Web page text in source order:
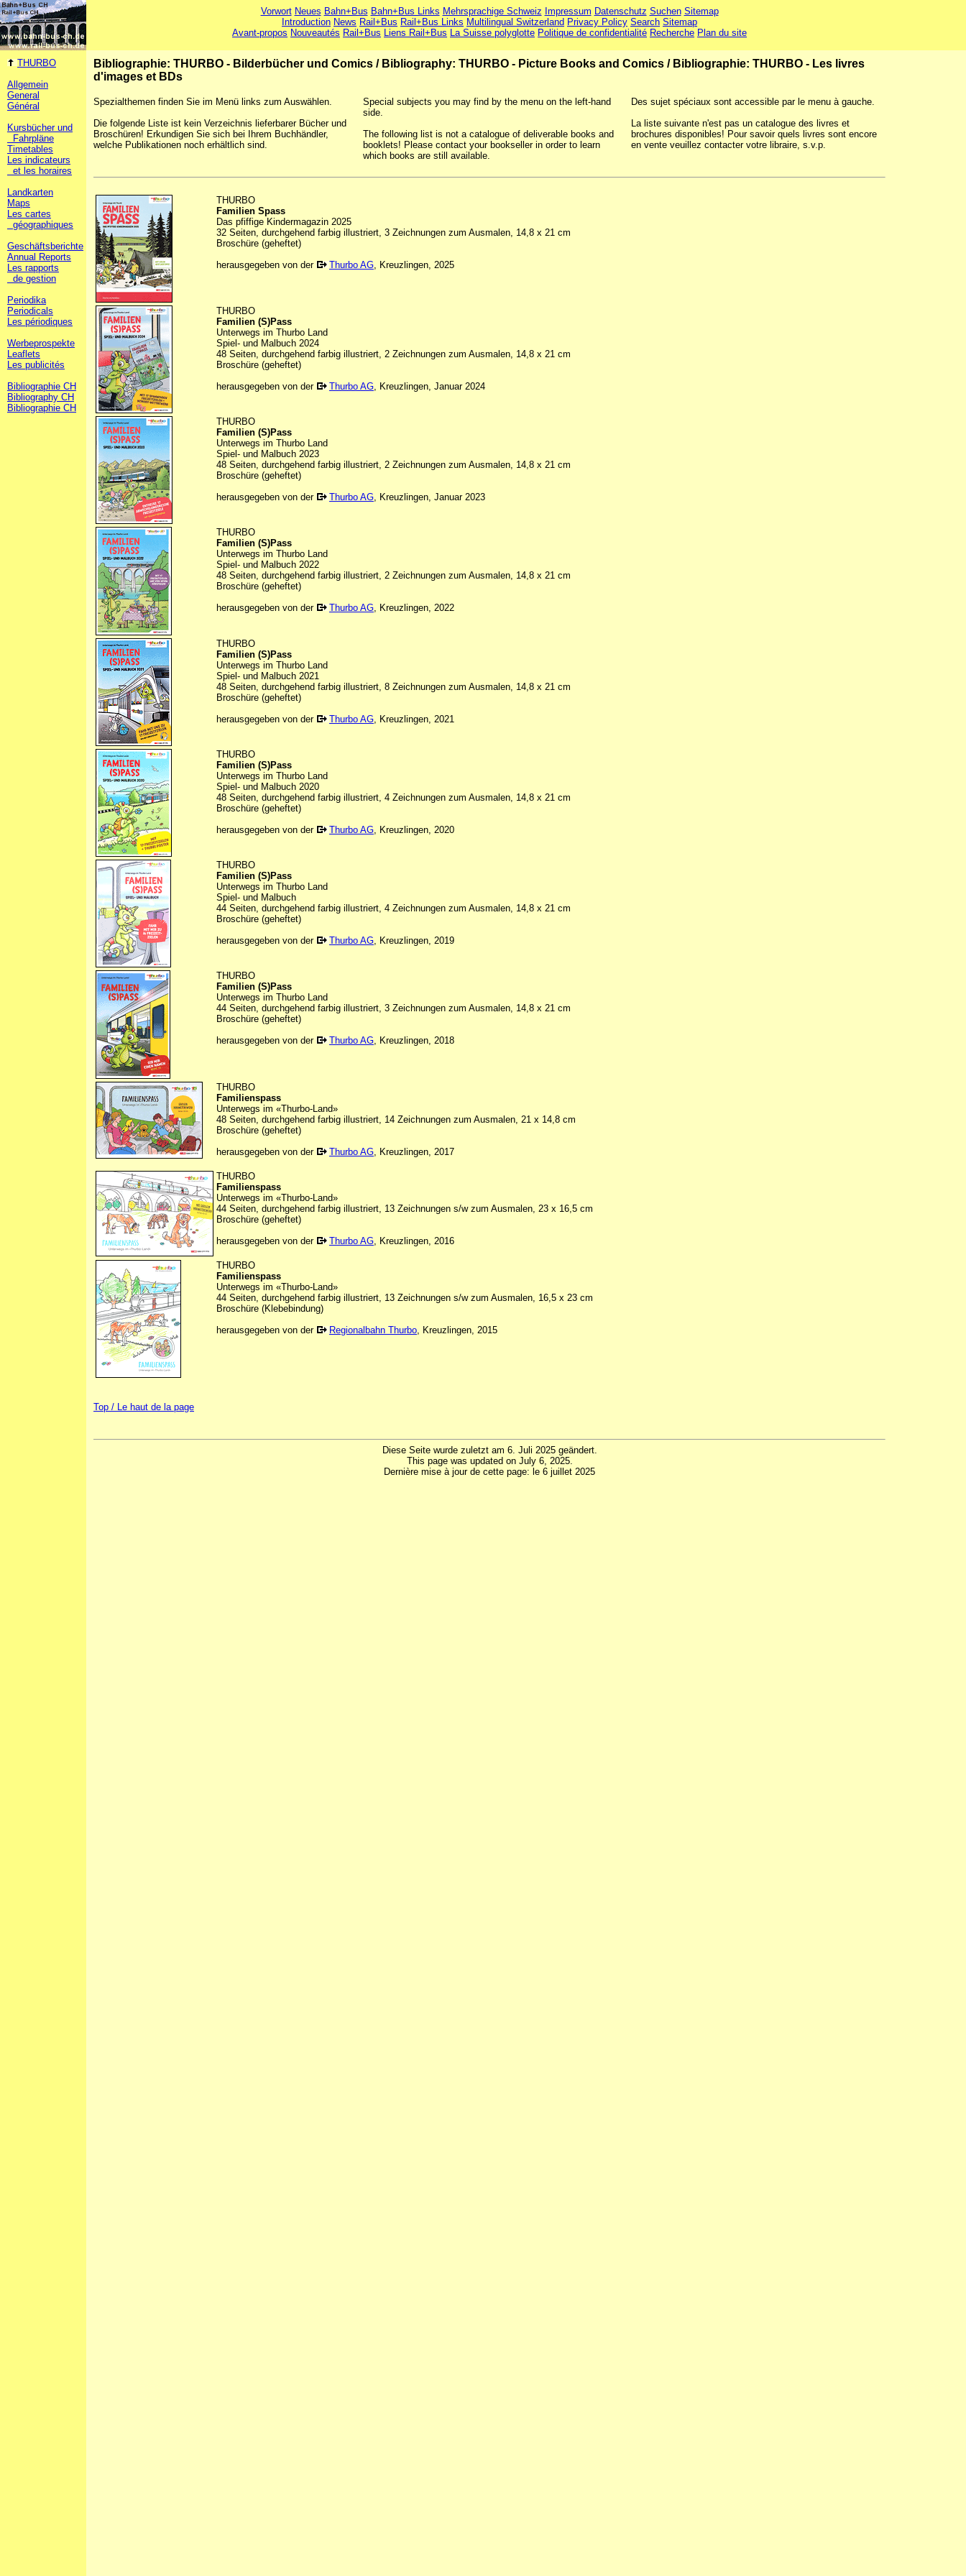
Vorwort Neues Bahn+Bus Bahn+Bus Links Mehrsprachige Schweiz Impressum Datenschutz Suchen Sitemap
Introduction News Rail+Bus Rail+Bus Links Multilingual Switzerland Privacy Policy Search Sitemap
Avant-propos Nouveautés Rail+Bus Liens Rail+Bus La Suisse polyglotte Politique de confidentialité Recherche Plan du site
THURBO
Allgemein
General
Général
Kursbücher und
Fahrpläne
Timetables
Les indicateurs
et les horaires
Landkarten
Maps
Les cartes
géographiques
Geschäftsberichte
Annual Reports
Les rapports
de gestion
Periodika
Periodicals
Les périodiques
Werbeprospekte
Leaflets
Les publicités
Bibliographie CH
Bibliography CH
Bibliographie CH
Bibliographie: THURBO - Bilderbücher und Comics / Bibliography: THURBO - Picture Books and Comics / Bibliographie: THURBO - Les livres
d'images et BDs
Spezialthemen finden Sie im Menü links zum Auswählen.
Die folgende Liste ist kein Verzeichnis lieferbarer Bücher und
Broschüren! Erkundigen Sie sich bei Ihrem Buchhändler,
welche Publikationen noch erhältlich sind.
Special subjects you may find by the menu on the left-hand
side.
The following list is not a catalogue of deliverable books and
booklets! Please contact your bookseller in order to learn
which books are still available.
Des sujet spéciaux sont accessible par le menu à gauche.
La liste suivante n'est pas un catalogue des livres et
brochures disponibles! Pour savoir quels livres sont encore
en vente veuillez contacter votre libraire, s.v.p.
THURBO
Familien Spass
Das pfiffige Kindermagazin 2025
32 Seiten, durchgehend farbig illustriert, 3 Zeichnungen zum Ausmalen, 14,8 x 21 cm
Broschüre (geheftet)
herausgegeben von der
Thurbo AG, Kreuzlingen, 2025
THURBO
Familien (S)Pass
Unterwegs im Thurbo Land
Spiel- und Malbuch 2024
48 Seiten, durchgehend farbig illustriert, 2 Zeichnungen zum Ausmalen, 14,8 x 21 cm
Broschüre (geheftet)
herausgegeben von der
Thurbo AG, Kreuzlingen, Januar 2024
THURBO
Familien (S)Pass
Unterwegs im Thurbo Land
Spiel- und Malbuch 2023
48 Seiten, durchgehend farbig illustriert, 2 Zeichnungen zum Ausmalen, 14,8 x 21 cm
Broschüre (geheftet)
herausgegeben von der
Thurbo AG, Kreuzlingen, Januar 2023
THURBO
Familien (S)Pass
Unterwegs im Thurbo Land
Spiel- und Malbuch 2022
48 Seiten, durchgehend farbig illustriert, 2 Zeichnungen zum Ausmalen, 14,8 x 21 cm
Broschüre (geheftet)
herausgegeben von der
Thurbo AG, Kreuzlingen, 2022
THURBO
Familien (S)Pass
Unterwegs im Thurbo Land
Spiel- und Malbuch 2021
48 Seiten, durchgehend farbig illustriert, 8 Zeichnungen zum Ausmalen, 14,8 x 21 cm
Broschüre (geheftet)
herausgegeben von der
Thurbo AG, Kreuzlingen, 2021
THURBO
Familien (S)Pass
Unterwegs im Thurbo Land
Spiel- und Malbuch 2020
48 Seiten, durchgehend farbig illustriert, 4 Zeichnungen zum Ausmalen, 14,8 x 21 cm
Broschüre (geheftet)
herausgegeben von der
Thurbo AG, Kreuzlingen, 2020
THURBO
Familien (S)Pass
Unterwegs im Thurbo Land
Spiel- und Malbuch
44 Seiten, durchgehend farbig illustriert, 4 Zeichnungen zum Ausmalen, 14,8 x 21 cm
Broschüre (geheftet)
herausgegeben von der
Thurbo AG, Kreuzlingen, 2019
THURBO
Familien (S)Pass
Unterwegs im Thurbo Land
44 Seiten, durchgehend farbig illustriert, 3 Zeichnungen zum Ausmalen, 14,8 x 21 cm
Broschüre (geheftet)
herausgegeben von der
Thurbo AG, Kreuzlingen, 2018
THURBO
Familienspass
Unterwegs im «Thurbo-Land»
48 Seiten, durchgehend farbig illustriert, 14 Zeichnungen zum Ausmalen, 21 x 14,8 cm
Broschüre (geheftet)
herausgegeben von der
Thurbo AG, Kreuzlingen, 2017
THURBO
Familienspass
Unterwegs im «Thurbo-Land»
44 Seiten, durchgehend farbig illustriert, 13 Zeichnungen s/w zum Ausmalen, 23 x 16,5 cm
Broschüre (geheftet)
herausgegeben von der
Thurbo AG, Kreuzlingen, 2016
THURBO
Familienspass
Unterwegs im «Thurbo-Land»
44 Seiten, durchgehend farbig illustriert, 13 Zeichnungen s/w zum Ausmalen, 16,5 x 23 cm
Broschüre (Klebebindung)
herausgegeben von der
Regionalbahn Thurbo, Kreuzlingen, 2015
Top / Le haut de la page
Diese Seite wurde zuletzt am 6. Juli 2025 geändert.
This page was updated on July 6, 2025.
Dernière mise à jour de cette page: le 6 juillet 2025